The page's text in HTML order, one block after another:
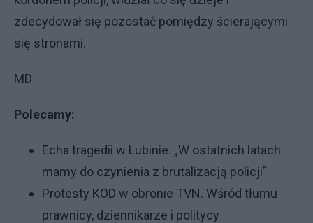
zdecydował się pozostać pomiędzy ścierającymi
się stronami.
MD
Polecamy:
Echa tragedii w Lubinie. „W ostatnich latach
mamy do czynienia z brutalizacją policji”
Protesty KOD w obronie TVN. Wśród tłumu
prawnicy, dziennikarze i politycy